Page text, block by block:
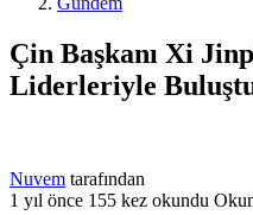
Çin Başkanı Xi
Liderleriyle
Nuvem tarafından
1 yıl önce 155 kez okundu